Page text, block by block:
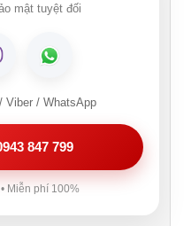
mật tuyệt đối
Viber / WhatsApp
847 799
Miễn phí 100%